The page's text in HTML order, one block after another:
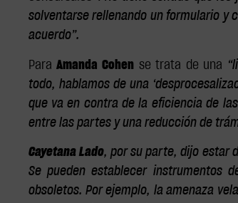
solventarse rellenando un formulario y
acuerdo”.
Para Amanda Cohen se trata de una
todo, hablamos de una
que va en contra de la eficiencia de
entre las partes y una reducción de
Cayetana Lado, por su parte, dijo estar
Se pueden establecer instrumentos
obsoletos. Por ejemplo, la amenaza